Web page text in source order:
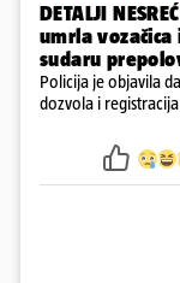
DETALJI
umrla
sudaru
Policija je objavila
dozvola i